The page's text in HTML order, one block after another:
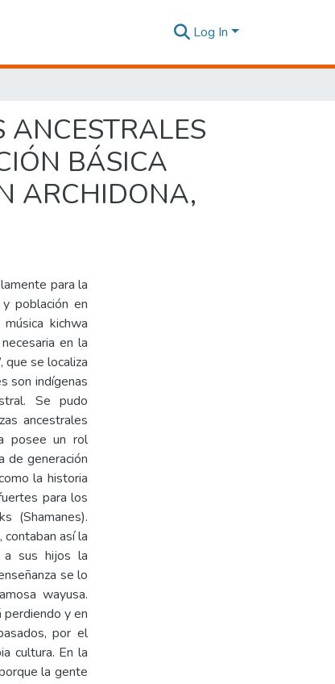
Log In
BÁSICA
ARCHIDONA,
para la
población en
kichwa
en la
que se localiza
son indígenas
Se pudo
ancestrales
posee un rol
de generación
la historia
para los
(Shamanes).
así la
a sus hijos la
se lo
wayusa.
perdiendo y en
por el
cultura. En la
la gente